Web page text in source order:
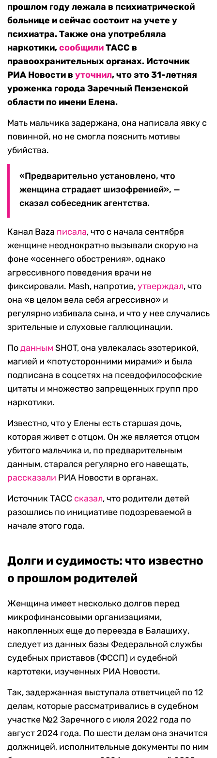
прошлом году лежала в психиатрической
больнице и сейчас состоит на учете у
психиатра. Также она употребляла
наркотики,сообщилиТАСС в
правоохранительных органах. Источник
РИА Новости в уточнил, что это 31-летняя
уроженка города Заречный Пензенской
области по имени Елена.
Мать мальчика задержана, она написала явку с
повинной, но не смогла пояснить мотивы
убийства.
«Предварительно установлено, что
женщина страдает шизофренией», —
сказал собеседник агентства.
Канал Baza писала, что с начала сентября
женщине неоднократно вызывали скорую на
фоне «осеннего обострения», однако
агрессивного поведения врачи не
фиксировали. Mash, напротив,утверждал, что
она «в целом вела себя агрессивно» и
регулярно избивала сына, и что у нее случались
зрительные и слуховые галлюцинации.
Поданным SHOT, она увлекалась эзотерикой,
магией и «потусторонними мирами» и была
подписана в соцсетях на псевдофилософские
цитаты и множество запрещенных групп про
наркотики.
Известно, что у Елены есть старшая дочь,
которая живет с отцом. Он же является отцом
убитого мальчика и, по предварительным
данным, старался регулярно его навещать,
рассказали РИА Новости в органах.
Источник ТАСС сказал, что родители детей
разошлись по инициативе подозреваемой в
начале этого года.
Долги и судимость: что известно
о прошлом родителей
Женщина имеет несколько долгов перед
микрофинансовыми организациями,
накопленных еще до переезда в Балашиху,
следует из данных базы Федеральной службы
судебных приставов (ФССП) и судебной
картотеки, изученных РИА Новости.
Так, задержанная выступала ответчицей по 12
делам, которые рассматривались в судебном
участке №2 Заречного с июля 2022 года по
август 2024 года. По шести делам она значится
должницей, исполнительные документы по ним